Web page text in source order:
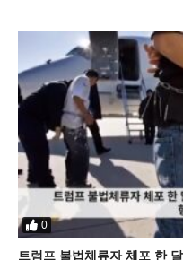
0
트럼프 불법체류자 체포 한